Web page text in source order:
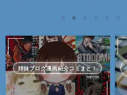
1 2 3 4 5 6
姉妹ブログ漫画紹介コミまと！